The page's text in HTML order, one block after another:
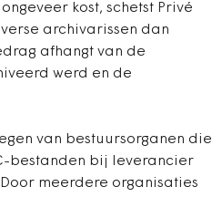
kost, schetst Privé
archivarissen dan
afhangt van de
werd en de
van bestuursorganen die
bestanden bij leverancier
meerdere organisaties